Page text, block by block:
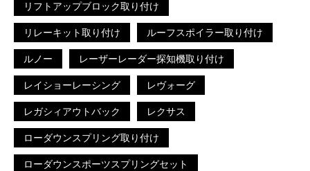
リフトアップブロック取り付け
リレーキット取り付け ルーフスポイラー取り付け
ルノー レーザーレーダー探知機取り付け
レイショーレーシング レヴォーグ
レガシィアウトバック レクサス
ローダウンスプリング取り付け
ローダウンスポーツスプリングセット